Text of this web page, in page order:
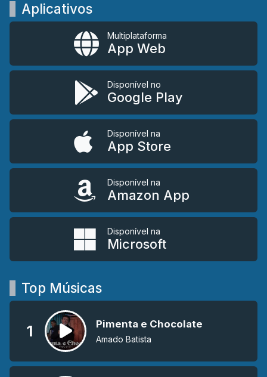
Aplicativos
Multiplataforma
App Web
Disponível no
Google Play
Disponível na
App Store
Disponível na
Amazon App
Disponível na
Microsoft
Top Músicas
1 Pimenta e Chocolate
Amado Batista